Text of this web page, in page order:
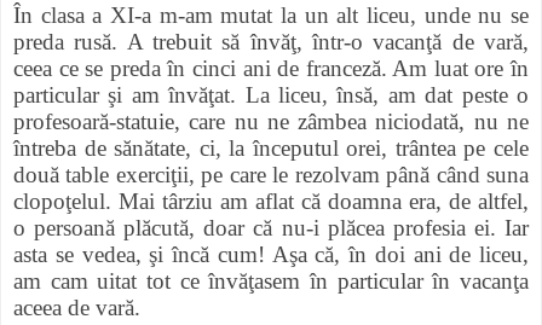
În clasa a XI-a m-am mutat la un alt liceu, unde nu se
preda rusă. A trebuit să învăţ, într-o vacanţă de vară,
ceea ce se preda în cinci ani de franceză. Am luat ore în
particular şi am învăţat. La liceu, însă, am dat peste o
profesoară-statuie, care nu ne zâmbea niciodată, nu ne
întreba de sănătate, ci, la începutul orei, trântea pe cele
două table exerciţii, pe care le rezolvam până când suna
clopoţelul. Mai târziu am aflat că doamna era, de altfel,
o persoană plăcută, doar că nu-i plăcea profesia ei. Iar
asta se vedea, şi încă cum! Aşa că, în doi ani de liceu,
am cam uitat tot ce învăţasem în particular în vacanţa
aceea de vară.